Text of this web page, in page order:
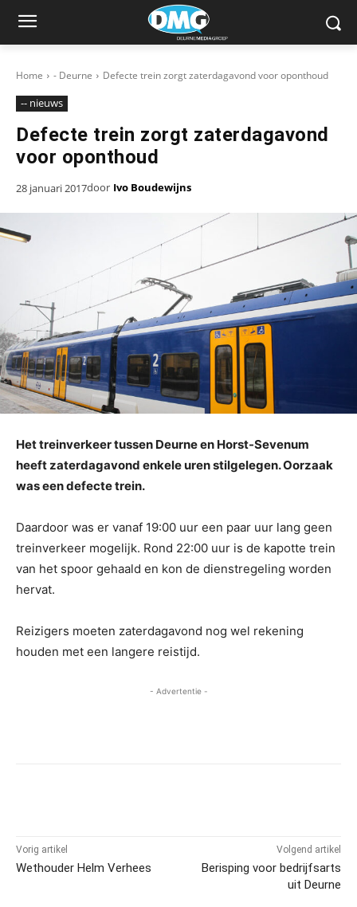
Home - Deurne Defecte trein zorgt zaterdagavond voor oponthoud
-- nieuws
Defecte trein zorgt zaterdagavond
voor oponthoud
28 januari 2017door Ivo Boudewijns
Het treinverkeer tussen Deurne en Horst-Sevenum
heeft zaterdagavond enkele uren stilgelegen. Oorzaak
was een defecte trein.
Daardoor was er vanaf 19:00 uur een paar uur lang geen
treinverkeer mogelijk. Rond 22:00 uur is de kapotte trein
van het spoor gehaald en kon de dienstregeling worden
hervat.
Reizigers moeten zaterdagavond nog wel rekening
houden met een langere reistijd.
- Advertentie -
Vorig artikel
Wethouder Helm Verhees
Volgend artikel
Berisping voor bedrijfsarts
uit Deurne